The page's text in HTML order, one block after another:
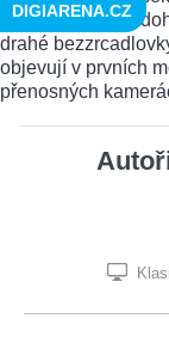
DIGIARENA.CZ